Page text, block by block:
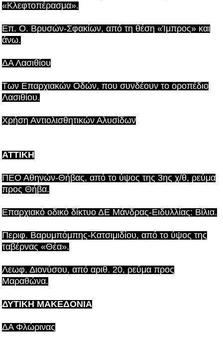
«Κλεφτοπέρασμα».
Επ. Ο. Βρυσών-Σφακίων, από τη θέση «Ίμπρος» και
άνω.
ΔΑ Λασιθίου
Των Επαρχιακών Οδών, που συνδέουν το οροπέδιο
Λασιθίου.
Χρήση Αντιολισθητικών Αλυσίδων
ΑΤΤΙΚΗ
ΠΕΟ Αθηνών-Θήβας, από το ύψος της 3ης χ/θ, ρεύμα
προς Θήβα.
Επαρχιακό οδικό δίκτυο ΔΕ Μάνδρας-Ειδυλλίας: Βίλια.
Περιφ. Βαρυμπόμπης-Κατσιμιδίου, από το ύψος της
ταβέρνας «Θέα».
Λεωφ. Διονύσου, από αριθ. 20, ρεύμα προς
Μαραθώνα.
ΔΥΤΙΚΗ ΜΑΚΕΔΟΝΙΑ
ΔA Φλώρινας